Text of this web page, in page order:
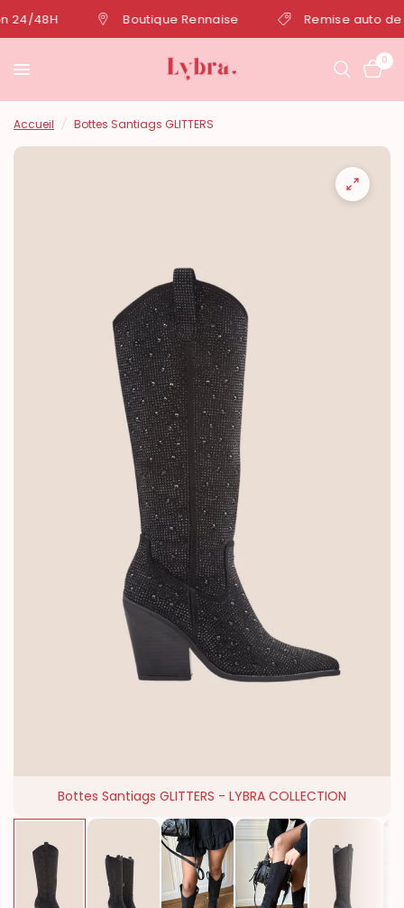
48H Boutique Rennaise Remise auto de -
0
Accueil / Bottes Santiags GLITTERS
Bottes Santiags GLITTERS - LYBRA COLLECTION